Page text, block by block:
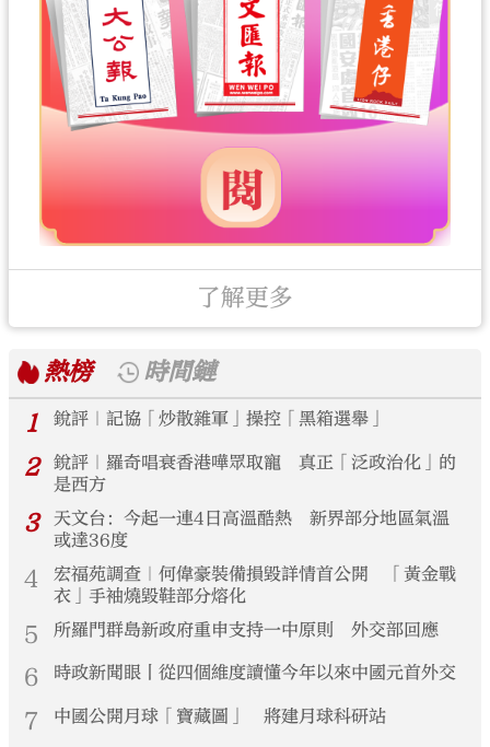
了解更多
熱榜
時間鏈
1
銳評｜記協「炒散雜軍」操控「黑箱選舉」
2
銳評｜羅奇唱衰香港嘩眾取寵 真正「泛政治化」的
是西方
3
天文台：今起一連4日高溫酷熱 新界部分地區氣溫
或達36度
4
宏福苑調查｜何偉豪裝備損毀詳情首公開 「黃金戰
衣」手袖燒毀鞋部分熔化
5 所羅門群島新政府重申支持一中原則 外交部回應
6 時政新聞眼丨從四個維度讀懂今年以來中國元首外交
7 中國公開月球「寶藏圖」 將建月球科研站